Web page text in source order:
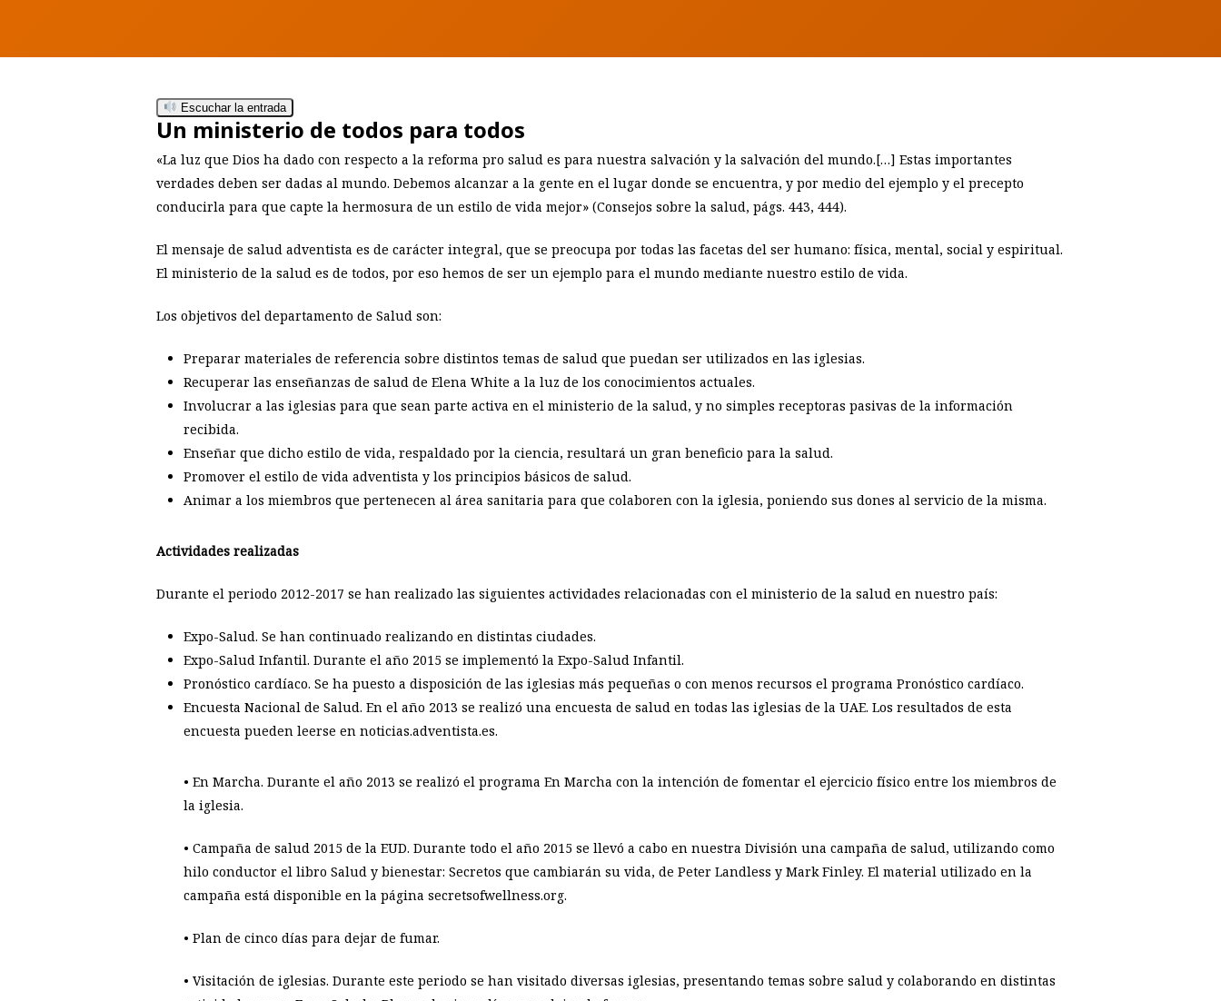
Hit enter to search or ESC to close
Escuchar la entrada
Un ministerio de todos para todos
«La luz que Dios ha dado con respecto a la reforma pro salud es para nuestra salvación y la salvación del mundo.[…] Estas importantes
verdades deben ser dadas al mundo. Debemos alcanzar a la gente en el lugar donde se encuentra, y por medio del ejemplo y el precepto
conducirla para que capte la hermosura de un estilo de vida mejor» (Consejos sobre la salud, págs. 443, 444).
El mensaje de salud adventista es de carácter integral, que se preocupa por todas las facetas del ser humano: física, mental, social y espiritual.
El ministerio de la salud es de todos, por eso hemos de ser un ejemplo para el mundo mediante nuestro estilo de vida.
Los objetivos del departamento de Salud son:
Preparar materiales de referencia sobre distintos temas de salud que puedan ser utilizados en las iglesias.
Recuperar las enseñanzas de salud de Elena White a la luz de los conocimientos actuales.
Involucrar a las iglesias para que sean parte activa en el ministerio de la salud, y no simples receptoras pasivas de la información
recibida.
Enseñar que dicho estilo de vida, respaldado por la ciencia, resultará un gran beneficio para la salud.
Promover el estilo de vida adventista y los principios básicos de salud.
Animar a los miembros que pertenecen al área sanitaria para que colaboren con la iglesia, poniendo sus dones al servicio de la misma.
Actividades realizadas
Durante el periodo 2012-2017 se han realizado las siguientes actividades relacionadas con el ministerio de la salud en nuestro país:
Expo-Salud. Se han continuado realizando en distintas ciudades.
Expo-Salud Infantil. Durante el año 2015 se implementó la Expo-Salud Infantil.
Pronóstico cardíaco. Se ha puesto a disposición de las iglesias más pequeñas o con menos recursos el programa Pronóstico cardíaco.
Encuesta Nacional de Salud. En el año 2013 se realizó una encuesta de salud en todas las iglesias de la UAE. Los resultados de esta
encuesta pueden leerse en noticias.adventista.es.
• En Marcha. Durante el año 2013 se realizó el programa En Marcha con la intención de fomentar el ejercicio físico entre los miembros de
la iglesia.
• Campaña de salud 2015 de la EUD. Durante todo el año 2015 se llevó a cabo en nuestra División una campaña de salud, utilizando como
hilo conductor el libro Salud y bienestar: Secretos que cambiarán su vida, de Peter Landless y Mark Finley. El material utilizado en la
campaña está disponible en la página secretsofwellness.org.
• Plan de cinco días para dejar de fumar.
• Visitación de iglesias. Durante este periodo se han visitado diversas iglesias, presentando temas sobre salud y colaborando en distintas